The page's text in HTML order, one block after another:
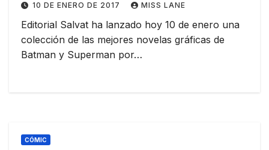
10 DE ENERO DE 2017 MISS LANE
Editorial Salvat ha lanzado hoy 10 de enero una
colección de las mejores novelas gráficas de
Batman y Superman por…
CÓMIC